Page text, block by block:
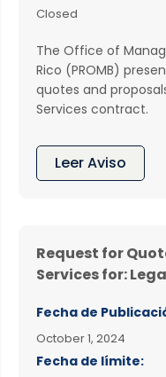
Closed
The Office of
Rico (PROMB)
quotes and
Services contract.
Leer Aviso
Request for
Services for:
Fecha de
October 1, 2024
Fecha de límite: